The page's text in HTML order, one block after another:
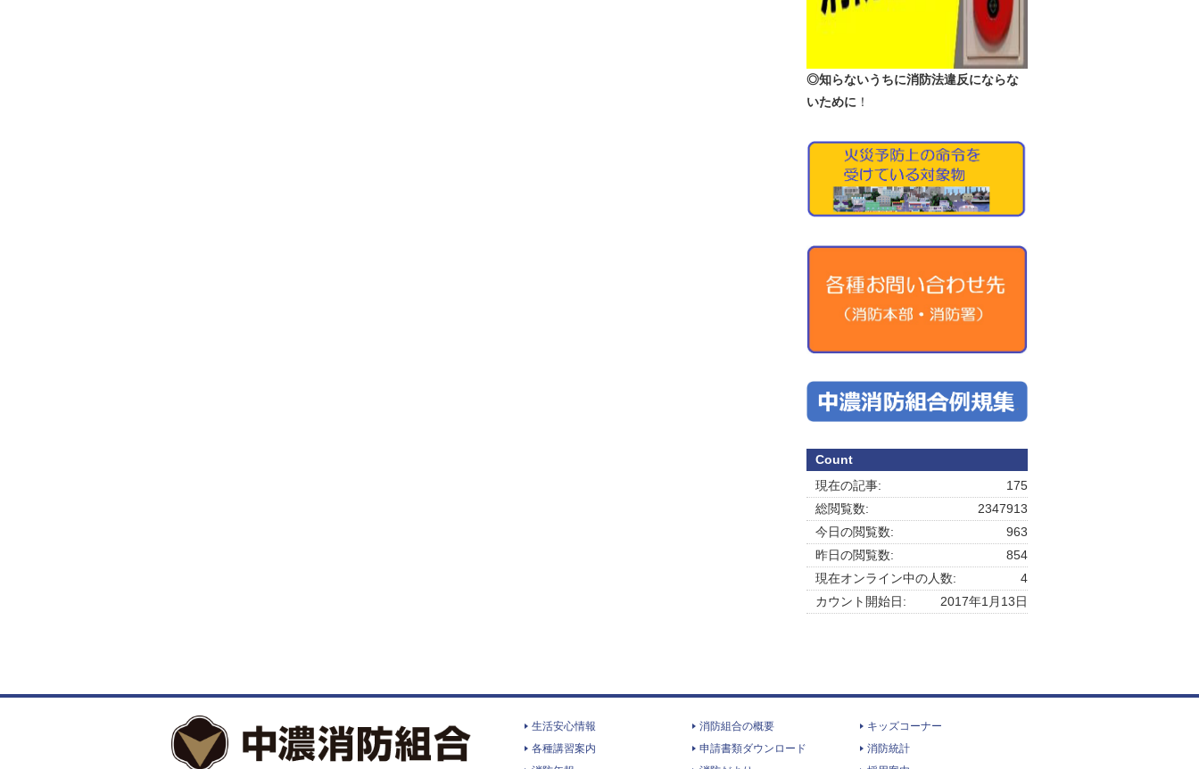
◎知らないうちに消防法違反にならな
いために ！
Count
175
現在の記事:
2347913
総閲覧数:
963
今日の閲覧数:
854
昨日の閲覧数:
4
現在オンライン中の人数:
2017年1月13日
カウント開始日:
生活安心情報 消防組合の概要
キッズコーナー
各種講習案内
申請書類ダウンロード
消防統計